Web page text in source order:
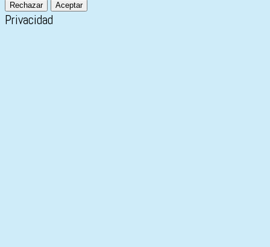
Rechazar Aceptar
Privacidad